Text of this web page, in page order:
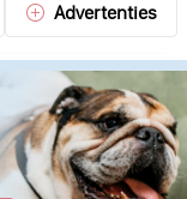
Advertenties